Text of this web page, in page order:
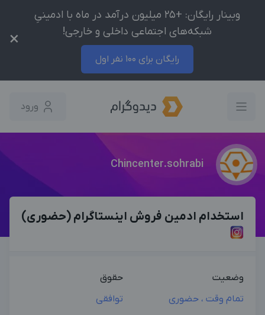
وبینار رایگان: +25 میلیون درآمد در ماه با ادمینیِ
شبکه‌های اجتماعی داخلی و خارجی!
رایگان برای 100 نفر اول
×
ورود
Chincenter.sohrabi
استخدام ادمین فروش اینستاگرام (حضوری)
وضعیت
تمام وقت ، حضوری
حقوق
توافقی